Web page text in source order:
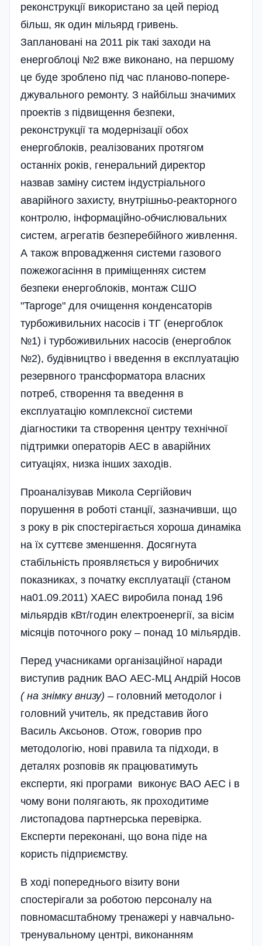
реконструкції використано за цей період
більш, як один мільярд гривень.
Заплановані на 2011 рік такі заходи на
енергоблоці №2 вже виконано, на першому
це буде зроблено під час планово-попере­
джува­льного ремонту. З най­більш значимих
проектів з підвищення безпеки,
реконструкції та модернізації обох
енергоблоків, реалізованих протягом
останніх років, генеральний директор
назвав заміну систем індустріального
аварійного захисту, внутрішньо-реакторного
контролю, інформаційно-обчислювальних
систем, агрегатів безперебійного живлення.
А також впровадження системи газового
пожежогасіння в приміщеннях систем
безпеки енергоблоків, монтаж СШО
"Taproge" для очищення конденсаторів
турбоживильних насосів і ТГ (енергоблок
№1) і турбоживильних насосів (енергоблок
№2), будівництво і введення в експлуатацію
резервного трансформатора власних
потреб, створення та введення в
експлуатацію комплексної системи
діагностики та створення центру технічної
підтримки операторів АЕС в аварійних
ситуаціях, низка інших заходів.
Проаналізував Микола Сергійович
порушення в роботі станції, зазначивши, що
з року в рік спостерігається хороша динаміка
на їх суттєве зменшення. Досягнута
стабільність проявляється у виробничих
показниках, з початку експлуатації (станом
на01.09.2011) ХАЕС виробила понад 196
мільярдів кВт/годин електроенергії, за вісім
місяців поточного року – понад 10 мільярдів.
Перед учасниками організаційної наради
виступив радник ВАО АЕС-МЦ Андрій Носов
( на знімку внизу) – головний методолог і
головний учитель, як представив його
Василь Аксьонов. Отож, говорив про
методологію, нові правила та підходи, в
деталях розповів як працюватимуть
експерти, які програми виконує ВАО АЕС і в
чому вони полягають, як проходитиме
листопадова партнерська перевірка.
Експерти переконані, що вона піде на
користь підприємству.
В ході попереднього візиту вони
спостерігали за роботою персоналу на
повномасштабному тренажері у навчально-
тренувальному центрі, виконанням